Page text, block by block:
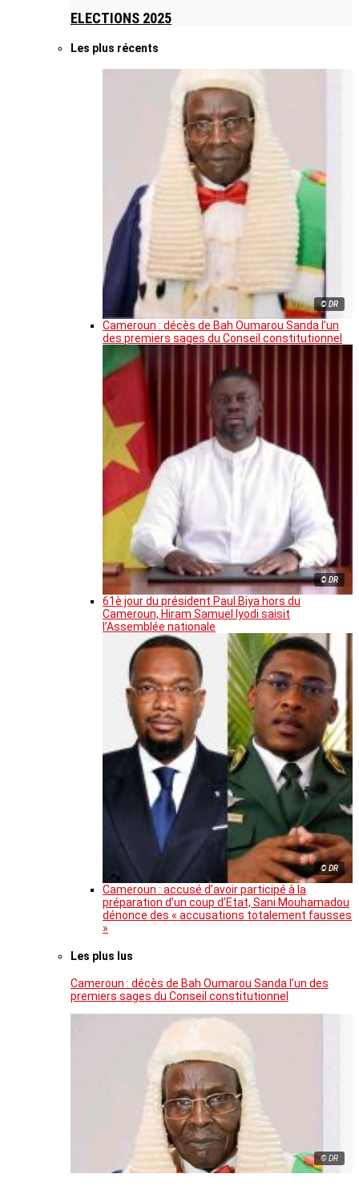
ELECTIONS 2025
Les plus récents
© DR
Cameroun : décès de Bah Oumarou Sanda l’un
des premiers sages du Conseil constitutionnel
© DR
61è jour du président Paul Biya hors du
Cameroun, Hiram Samuel Iyodi saisit
l’Assemblée nationale
© DR
Cameroun : accusé d’avoir participé à la
préparation d’un coup d’Etat, Sani Mouhamadou
dénonce des « accusations totalement fausses
»
Les plus lus
Cameroun : décès de Bah Oumarou Sanda l’un des
premiers sages du Conseil constitutionnel
© DR